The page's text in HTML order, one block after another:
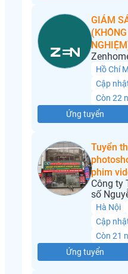
GIÁM
Hồ Chí
Cập
Còn 22
Ứng tuyển
Tuyển
phim
Công ty
số
Hà Nội
Cập
Còn 21
Ứng tuyển